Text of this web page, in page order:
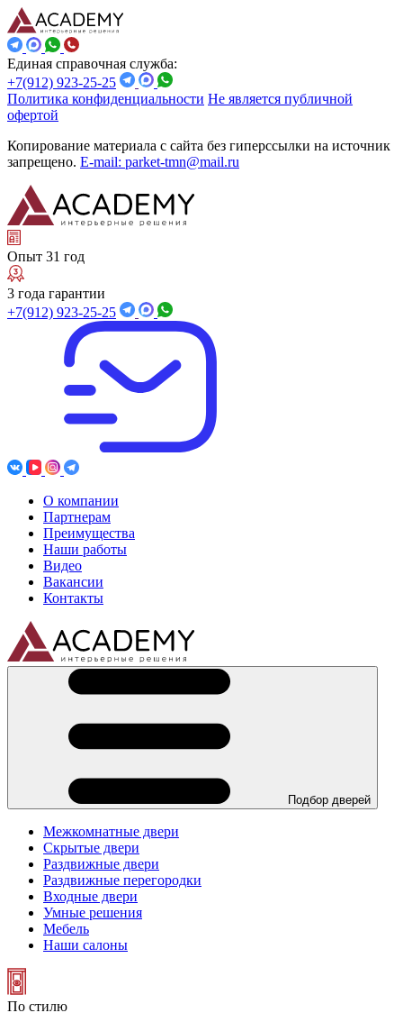
Единая справочная служба:
+7(912) 923-25-25
Политика конфиденциальности Не является публичной
офертой
Копирование материала с сайта без гиперссылки на источник
запрещено. E-mail: parket-tmn@mail.ru
Опыт 31 год
3 года гарантии
+7(912) 923-25-25
О компании
Партнерам
Преимущества
Наши работы
Видео
Вакансии
Контакты
Подбор дверей
Межкомнатные двери
Скрытые двери
Раздвижные двери
Раздвижные перегородки
Входные двери
Умные решения
Мебель
Наши салоны
По стилю